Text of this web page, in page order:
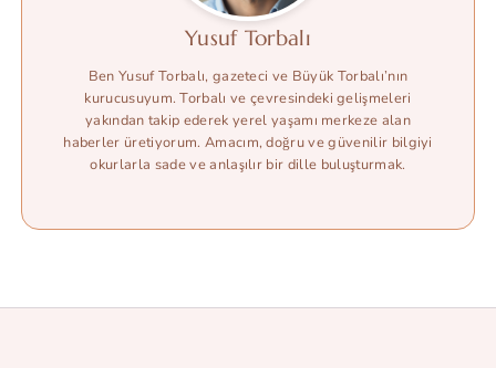
Yusuf Torbalı
Ben Yusuf Torbalı, gazeteci ve Büyük Torbalı’nın
kurucusuyum. Torbalı ve çevresindeki gelişmeleri
yakından takip ederek yerel yaşamı merkeze alan
haberler üretiyorum. Amacım, doğru ve güvenilir bilgiyi
okurlarla sade ve anlaşılır bir dille buluşturmak.